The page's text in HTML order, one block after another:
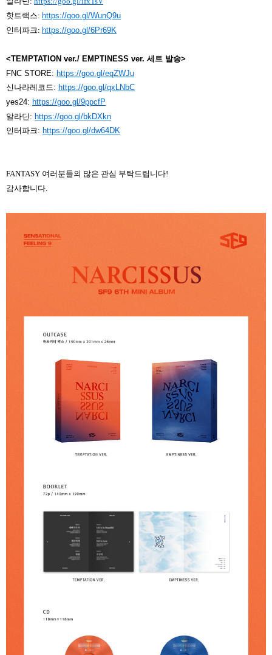
핫트랙스: https://goo.gl/WunQ9u
인터파크 : https://goo.gl/6Pr69K
<TEMPTATION ver./ EMPTINESS ver. 세트 발송>
FNC STORE: https://goo.gl/eqZWJu
신나라레코드: https://goo.gl/qxLNbC
yes24: https://goo.gl/9ppcfP
알라딘 : https://goo.gl/bkDXkn
인터파크: https://goo.gl/dw64DK
FANTASY 여러분들의 많은 관심 부탁드립니다!
감사합니다